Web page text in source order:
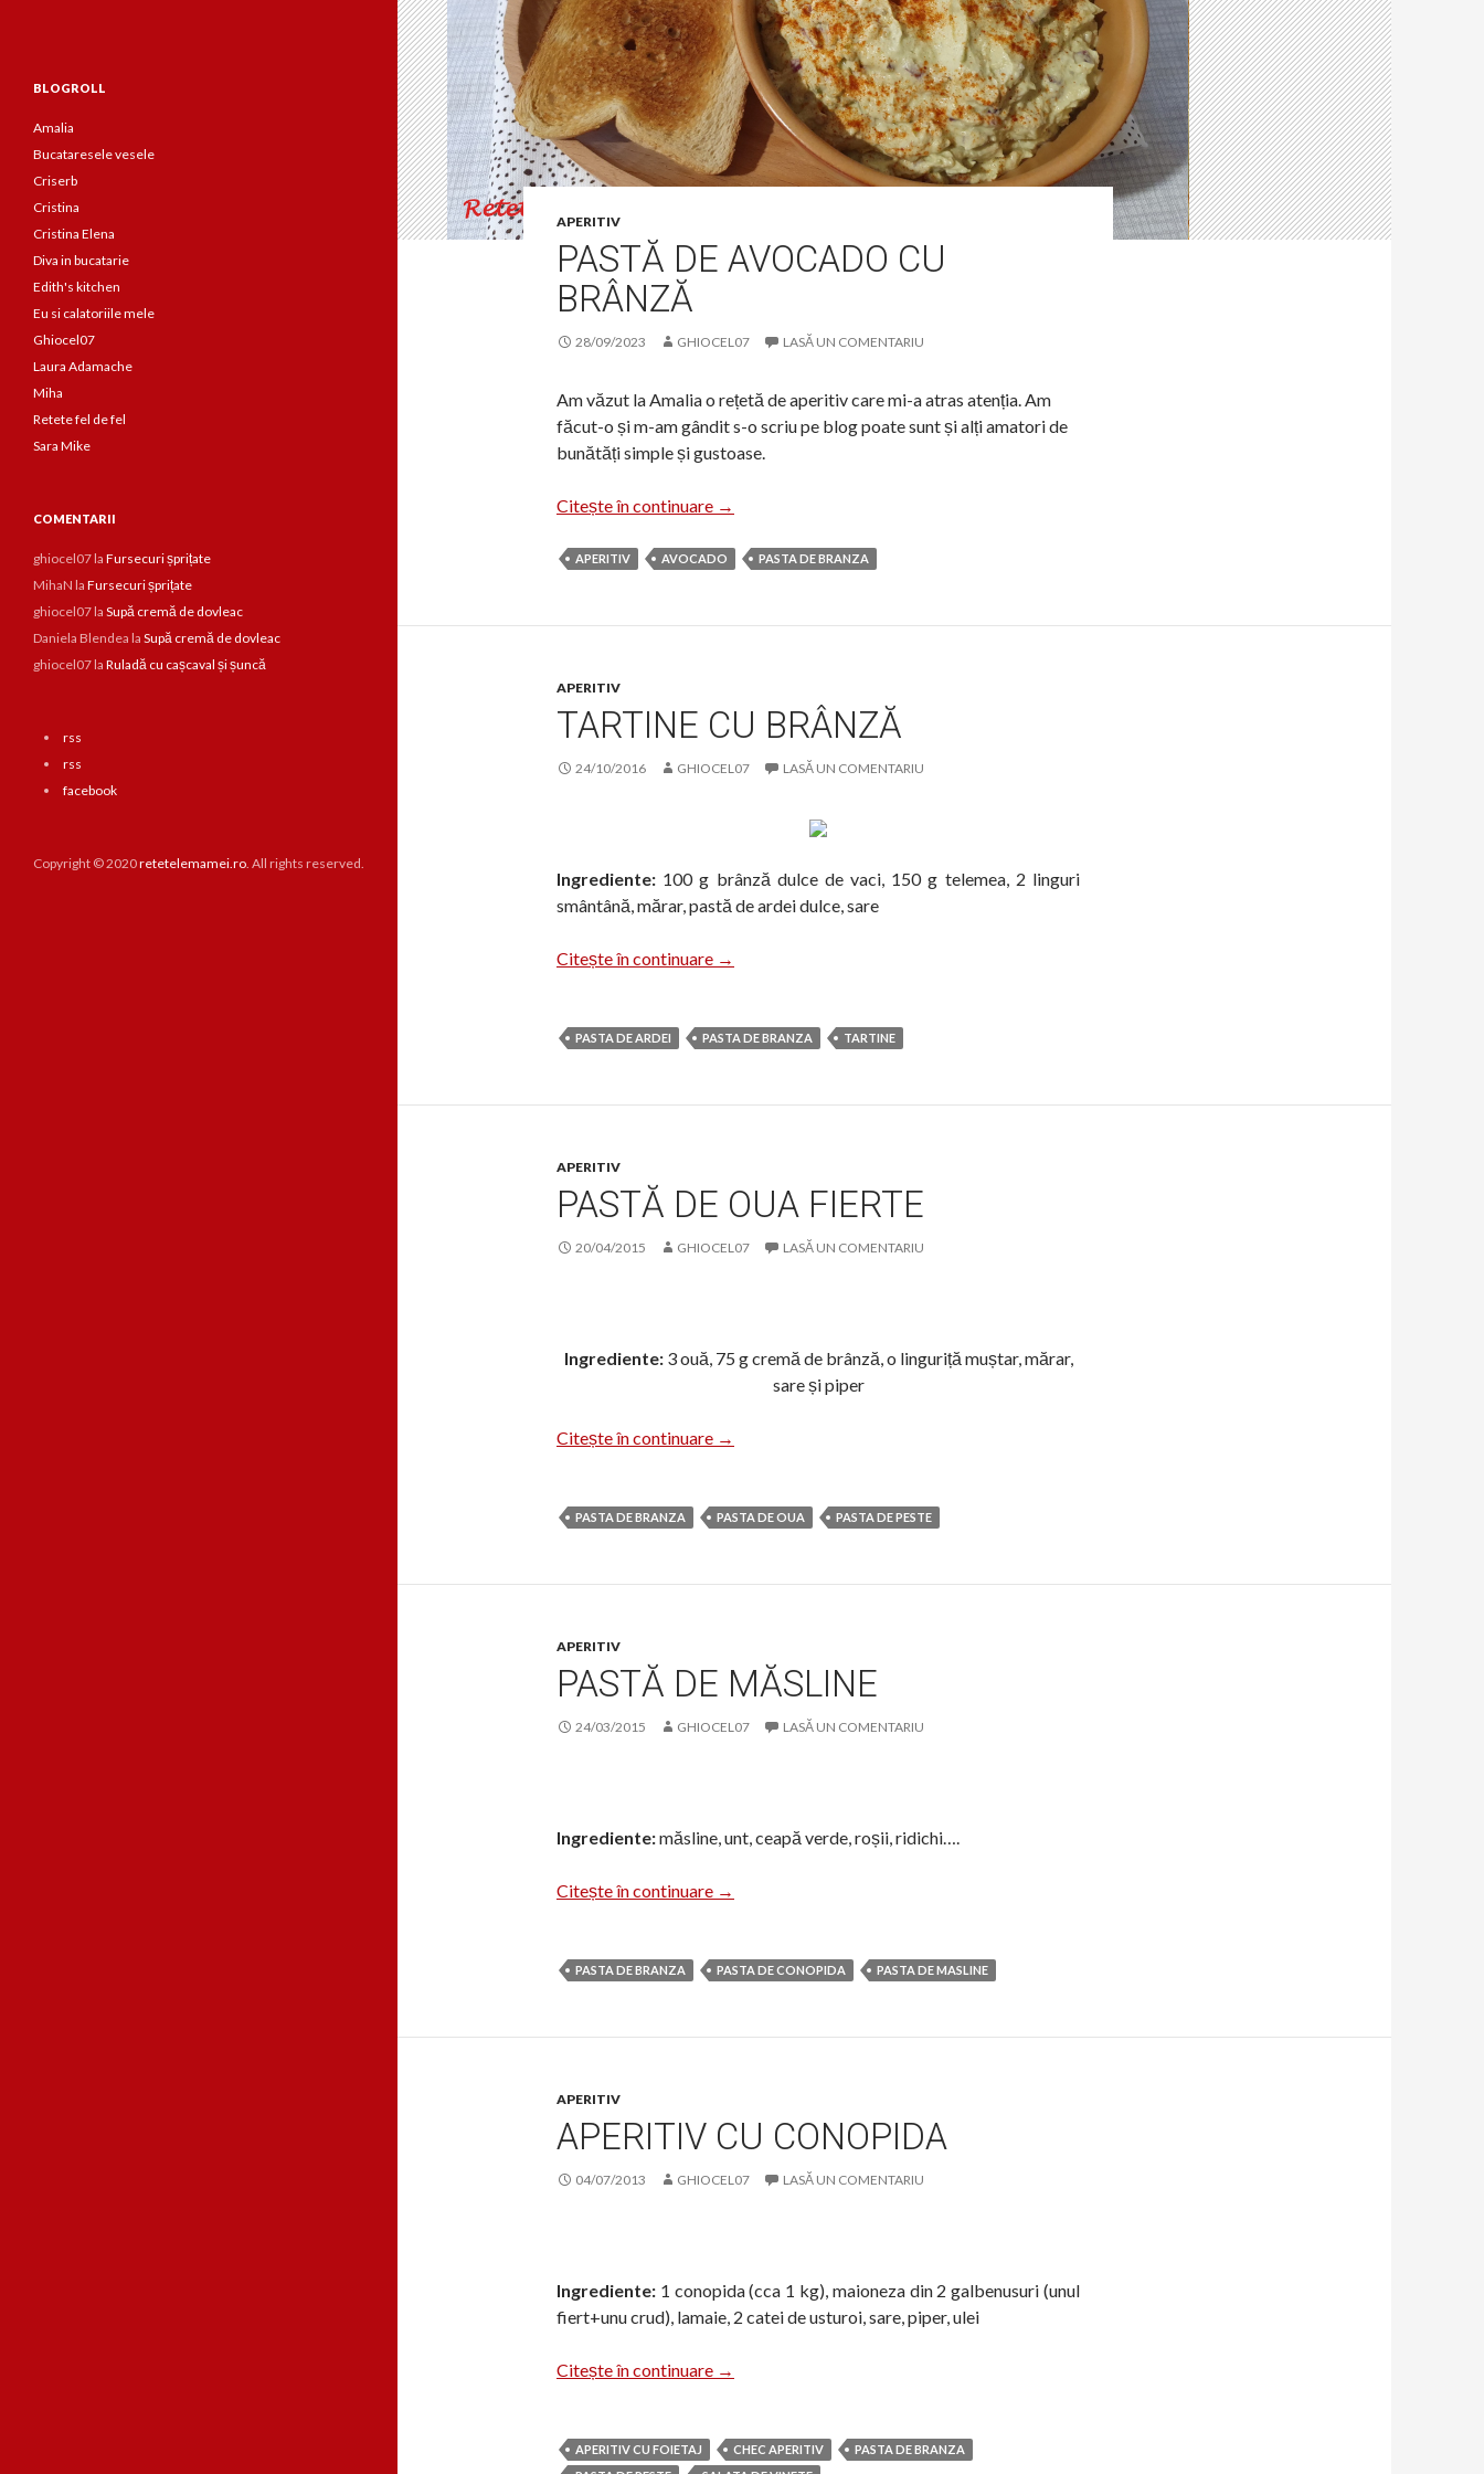
APERITIV
PASTĂ DE AVOCADO CU
BRÂNZĂ
28/09/2023 GHIOCEL07 LASĂ UN COMENTARIU
Am văzut la Amalia o rețetă de aperitiv care mi-a atras atenția. Am
făcut-o și m-am gândit s-o scriu pe blog poate sunt și alți amatori de
bunătăți simple și gustoase.
Citește în continuare Pastă de avocado cu brânză
→
APERITIV AVOCADO PASTA DE BRANZA
APERITIV
TARTINE CU BRÂNZĂ
24/10/2016 GHIOCEL07 LASĂ UN COMENTARIU
Ingrediente: 100 g brânză dulce de vaci, 150 g telemea, 2 linguri
smântână, mărar, pastă de ardei dulce, sare
Citește în continuare Tartine cu brânză
→
PASTA DE ARDEI PASTA DE BRANZA TARTINE
APERITIV
PASTĂ DE OUA FIERTE
20/04/2015 GHIOCEL07 LASĂ UN COMENTARIU
Ingrediente:3 ouă, 75 g cremă de brânză, o linguriță muștar, mărar,
sare și piper
Citește în continuare Pastă de oua fierte
→
PASTA DE BRANZA PASTA DE OUA PASTA DE PESTE
APERITIV
PASTĂ DE MĂSLINE
24/03/2015 GHIOCEL07 LASĂ UN COMENTARIU
Ingrediente:măsline, unt, ceapă verde, roșii, ridichi….
Citește în continuare Pastă de măsline
→
PASTA DE BRANZA PASTA DE CONOPIDA PASTA DE MASLINE
APERITIV
APERITIV CU CONOPIDA
04/07/2013 GHIOCEL07 LASĂ UN COMENTARIU
Ingrediente: 1 conopida (cca 1 kg), maioneza din 2 galbenusuri (unul
fiert+unu crud), lamaie, 2 catei de usturoi, sare, piper, ulei
Citește în continuare Aperitiv cu conopida
→
APERITIV CU FOIETAJ CHEC APERITIV
PASTA DE BRANZA
BLOGROLL
Amalia
Bucataresele vesele
Criserb
Cristina
Cristina Elena
Diva in bucatarie
Edith's kitchen
Eu si calatoriile mele
Ghiocel07
Laura Adamache
Miha
Retete fel de fel
Sara Mike
COMENTARII
ghiocel07la Fursecuri șprițate
MihaN la Fursecuri șprițate
ghiocel07la Supă cremă de dovleac
Daniela Blendea la Supă cremă de dovleac
ghiocel07la Ruladă cu cașcaval și șuncă
rss
rss
facebook
Copyright © 2020retetelemamei.ro. All rights reserved.